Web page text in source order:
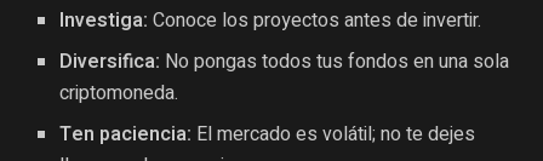
Investiga: Conoce los proyectos antes de invertir.
Diversifica: No pongas todos tus fondos en una sola
criptomoneda.
Ten paciencia: El mercado es volátil; no te dejes